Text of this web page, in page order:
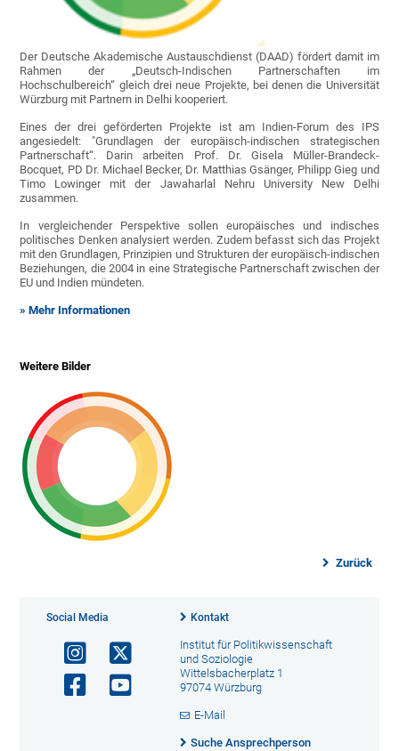
Der Deutsche Akademische Austauschdienst (DAAD) fördert damit im
Rahmen der „Deutsch-Indischen Partnerschaften im
Hochschulbereich“ gleich drei neue Projekte, bei denen die Universität
Würzburg mit Partnern in Delhi kooperiert.
Eines der drei geförderten Projekte ist am Indien-Forum des IPS
angesiedelt: "Grundlagen der europäisch-indischen strategischen
Partnerschaft“. Darin arbeiten Prof. Dr. Gisela Müller-Brandeck-
Bocquet, PD Dr. Michael Becker, Dr. Matthias Gsänger, Philipp Gieg und
Timo Lowinger mit der Jawaharlal Nehru University New Delhi
zusammen.
In vergleichender Perspektive sollen europäisches und indisches
politisches Denken analysiert werden. Zudem befasst sich das Projekt
mit den Grundlagen, Prinzipien und Strukturen der europäisch-indischen
Beziehungen, die 2004 in eine Strategische Partnerschaft zwischen der
EU und Indien mündeten.
» Mehr Informationen
Weitere Bilder
Zurück
Social Media Kontakt
Institut für Politikwissenschaft
und Soziologie
Wittelsbacherplatz 1
97074 Würzburg
E-Mail
Suche Ansprechperson